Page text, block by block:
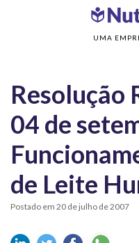
UMA
Resolução RDC nº 171,
Bancos de Leite Humano
Resolução
04 de
de Leite
Postado em 20 de julho de 2007